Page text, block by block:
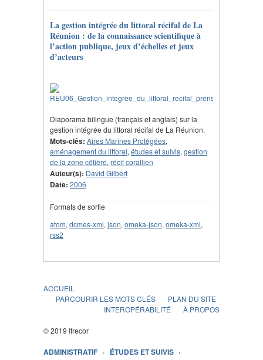
La gestion intégrée du littoral récifal de La
Réunion : de la connaissance scientifique à
l’action publique, jeux d’échelles et jeux
d’acteurs
Diaporama bilingue (français et anglais) sur la
gestion intégrée du littoral récifal de La Réunion.
Mots-clés: Aires Marines Protégées,
aménagement du littoral, études et suivis, gestion
de la zone côtière, récif corallien
Auteur(s): David Gilbert
Date: 2006
Formats de sortie
atom, dcmes-xml, json, omeka-json, omeka-xml,
rss2
ACCUEIL
PARCOURIR LES MOTS CLÉS
PLAN DU SITE
INTEROPÉRABILITÉ
À PROPOS
© 2019 Ifrecor
ADMINISTRATIF
ÉTUDES ET SUIVIS